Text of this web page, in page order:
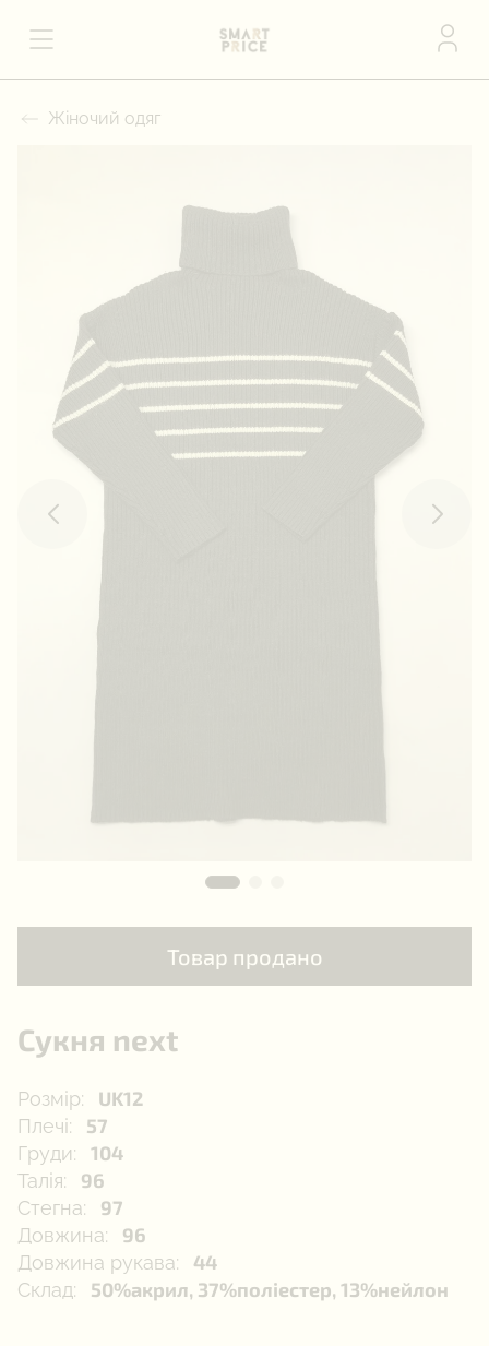
Жіночий одяг
Товар продано
Сукня next
Розмір: UK12
Плечі: 57
Груди: 104
Талія: 96
Стегна: 97
Довжина: 96
Довжина рукава: 44
Склад: 50%акрил, 37%поліестер, 13%нейлон